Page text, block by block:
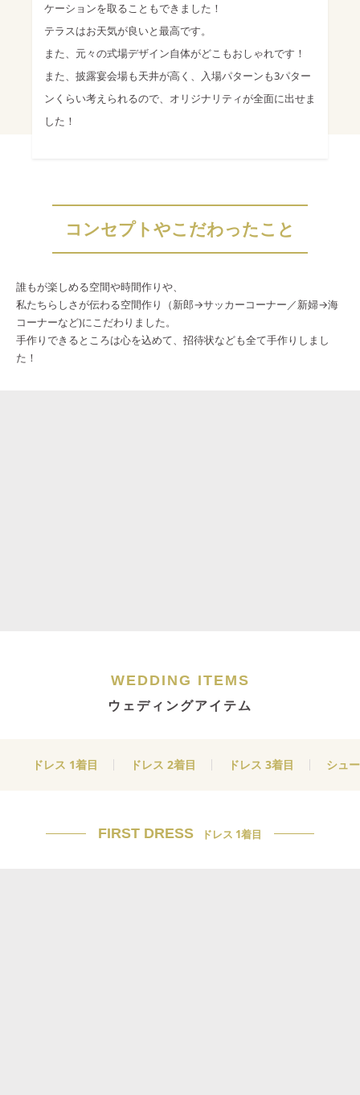
ケーションを取ることもできました！
テラスはお天気が良いと最高です。
また、元々の式場デザイン自体がどこもおしゃれです！
また、披露宴会場も天井が高く、入場パターンも3パター
ンくらい考えられるので、オリジナリティが全面に出せま
した！
コンセプトやこだわったこと
誰もが楽しめる空間や時間作りや、
私たちらしさが伝わる空間作り（新郎→サッカーコーナー／新婦→海
コーナーなど)にこだわりました。
手作りできるところは心を込めて、招待状なども全て手作りしまし
た！
WEDDING ITEMS
ウェディングアイテム
ドレス 1着目 ドレス 2着目 ドレス 3着目 シュ
FIRST DRESS ドレス 1着目